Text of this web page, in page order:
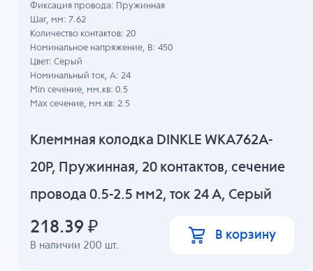
Клеммная колодка DINKLE WKA762A-
20P, Пружинная, 20 контактов, сечение
провода 0.5-2.5 мм2, ток 24 A, Серый
В наличии 200 шт.
Фиксация провода: Пружинная
Шаг, мм: 7.62
Количество контактов: 20
Номинальное напряжение, B: 450
Цвет: Серый
Номинальный ток, А: 24
Min сечение, мм.кв: 0.5
Max сечение, мм.кв: 2.5
218.39 ₽ В корзину